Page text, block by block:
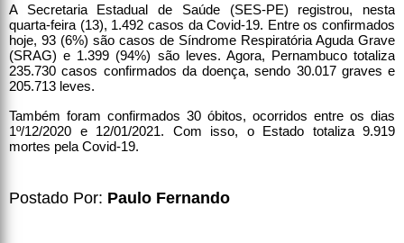
A Secretaria Estadual de Saúde (SES-PE) registrou, nesta
quarta-feira (13), 1.492 casos da Covid-19. Entre os confirmados
hoje, 93 (6%) são casos de Síndrome Respiratória Aguda Grave
(SRAG) e 1.399 (94%) são leves. Agora, Pernambuco totaliza
235.730 casos confirmados da doença, sendo 30.017 graves e
205.713 leves.
Também foram confirmados 30 óbitos, ocorridos entre os dias
1º/12/2020 e 12/01/2021. Com isso, o Estado totaliza 9.919
mortes pela Covid-19.
Postado Por: Paulo Fernando